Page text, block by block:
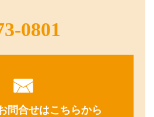
0801
問合せはこちらから